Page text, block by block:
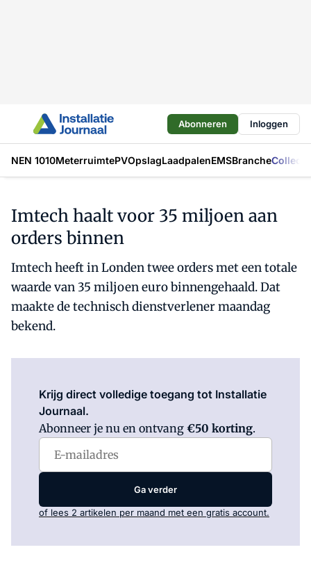
Abonneren Inloggen
NEN 1010MeterruimtePVOpslagLaadpalenEMSBranche
Imtech haalt voor 35 miljoen aan
orders binnen
Imtech heeft in Londen twee orders met een totale
waarde van 35 miljoen euro binnengehaald. Dat
maakte de technisch dienstverlener maandag
bekend.
Krijg direct volledige toegang tot Installatie
Journaal.
Abonneer je nu en ontvang €50 korting.
Ga verder
of lees 2 artikelen per maand met een gratis account.